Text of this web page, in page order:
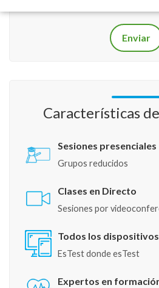
Características
Sesiones presenciales
Grupos reducidos
Clases en Directo
Sesiones por
Todos los dispositivos
EsTest donde esTest
Expertos en